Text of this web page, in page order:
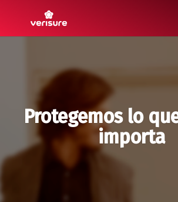
Protegemos lo
importa